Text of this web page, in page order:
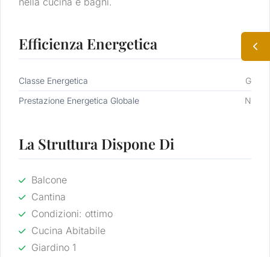
Efficienza Energetica
Classe Energetica
G
Prestazione Energetica Globale
N
La Struttura Dispone Di
Balcone
Cantina
Condizioni: ottimo
Cucina Abitabile
Giardino 1